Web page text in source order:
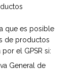
que es posible
de productos
el GPSR si:
General de